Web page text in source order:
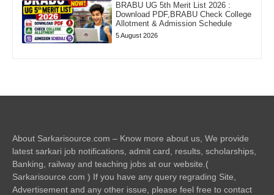
BRABU UG 5th Merit List 2026 :
Download PDF,BRABU Check College
Allotment & Admission Schedule
5 August 2026
About Sarkarisource.com – Know more about us, We provide
latest sarkari job notifications, admit card, results, scholarships,
Banking, railway and teaching jobs at our website.(
Sarkarisource.com ) If you have any query regrading Site,
Advertisement and any other issue, please feel free to contact